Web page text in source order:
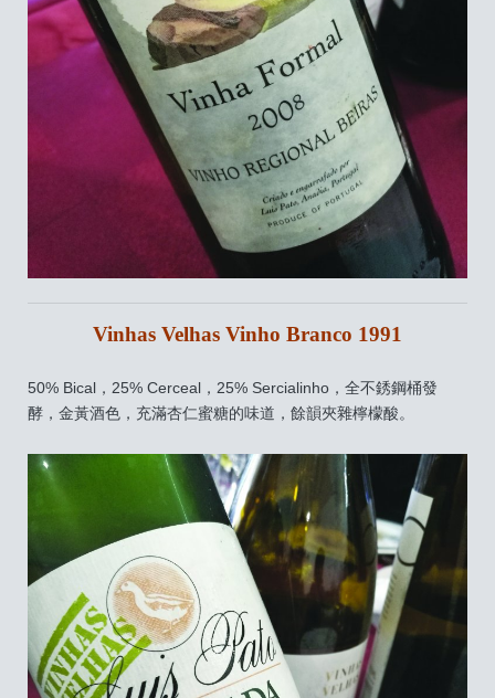
Vinhas Velhas Vinho Branco 1991
50% Bical，25% Cerceal，25% Sercialinho，全不銹鋼桶發
酵，金黃酒色，充滿杏仁蜜糖的味道，餘韻夾雜檸檬酸。